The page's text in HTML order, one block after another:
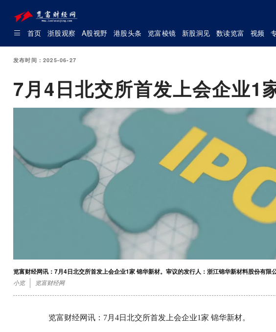
首页 浙股观察 A股视野 港股头条 览富棱镜 新股洞见 数读览富 视频
发布时间：2025-06-27
7月4日北交所首发上会企业1
览富财经网讯：7月4日北交所首发上会企业1家 锦华新材。审议的发行人：浙江锦华新材料股份有
小览 览富财经网
览富财经网讯：7月4日北交所首发上会企业1家 锦华新材。